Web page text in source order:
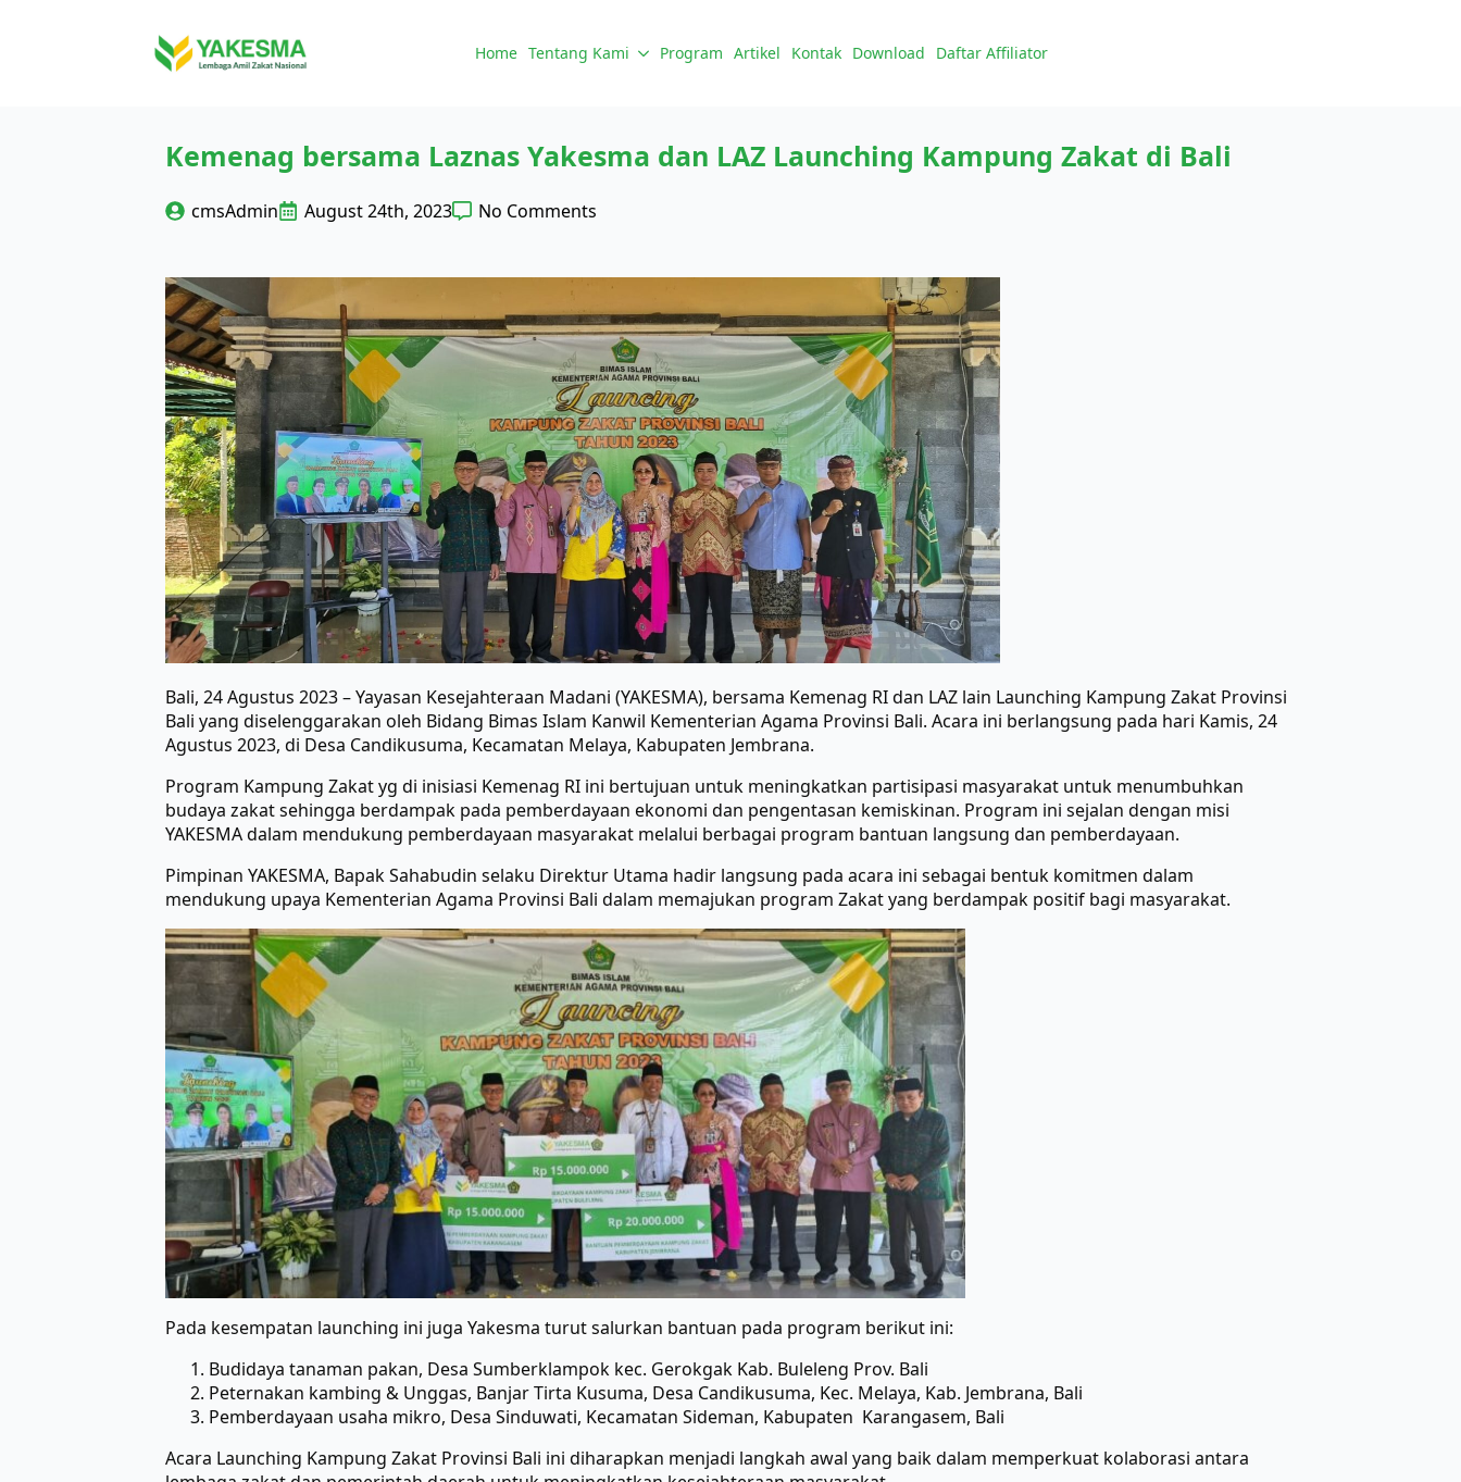
Home Tentang Kami Program Artikel Kontak Download Daftar Affiliator
Kemenag bersama Laznas Yakesma dan LAZ Launching Kampung Zakat di Bali
cmsAdmin August 24th, 2023 No Comments
Bali, 24 Agustus 2023 – Yayasan Kesejahteraan Madani (YAKESMA), bersama Kemenag RI dan LAZ lain Launching Kampung Zakat Provinsi
Bali yang diselenggarakan oleh Bidang Bimas Islam Kanwil Kementerian Agama Provinsi Bali. Acara ini berlangsung pada hari Kamis, 24
Agustus 2023, di Desa Candikusuma, Kecamatan Melaya, Kabupaten Jembrana.
Program Kampung Zakat yg di inisiasi Kemenag RI ini bertujuan untuk meningkatkan partisipasi masyarakat untuk menumbuhkan
budaya zakat sehingga berdampak pada pemberdayaan ekonomi dan pengentasan kemiskinan. Program ini sejalan dengan misi
YAKESMA dalam mendukung pemberdayaan masyarakat melalui berbagai program bantuan langsung dan pemberdayaan.
Pimpinan YAKESMA, Bapak Sahabudin selaku Direktur Utama hadir langsung pada acara ini sebagai bentuk komitmen dalam
mendukung upaya Kementerian Agama Provinsi Bali dalam memajukan program Zakat yang berdampak positif bagi masyarakat.
Pada kesempatan launching ini juga Yakesma turut salurkan bantuan pada program berikut ini:
Budidaya tanaman pakan, Desa Sumberklampok kec. Gerokgak Kab. Buleleng Prov. Bali
Peternakan kambing & Unggas, Banjar Tirta Kusuma, Desa Candikusuma, Kec. Melaya, Kab. Jembrana, Bali
Pemberdayaan usaha mikro, Desa Sinduwati, Kecamatan Sideman, Kabupaten Karangasem, Bali
Acara Launching Kampung Zakat Provinsi Bali ini diharapkan menjadi langkah awal yang baik dalam memperkuat kolaborasi antara